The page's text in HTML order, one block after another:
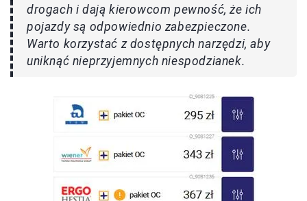
drogach i dają kierowcom pewność, że ich
pojazdy są odpowiednio zabezpieczone.
Warto korzystać z dostępnych narzędzi, aby
uniknąć nieprzyjemnych niespodzianek.